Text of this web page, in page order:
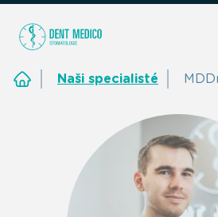
Naši specialisté